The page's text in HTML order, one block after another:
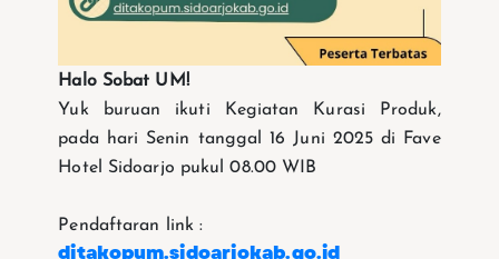
Halo Sobat UM!
Yuk buruan ikuti Kegiatan Kurasi Produk,
pada hari Senin tanggal 16 Juni 2025 di Fave
Hotel Sidoarjo pukul 08.00 WIB
Pendaftaran link :
ditakopum.sidoarjokab.go.id